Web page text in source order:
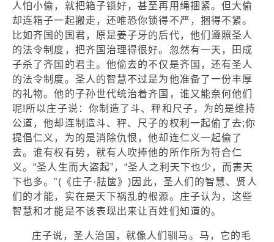
人怕小偷，就把箱子锁好，甚至再用绳捆紧。但大偷
却连箱子一起搬走，还唯恐你锁得不严，捆得不紧。
比如齐国的国君，原是姜子牙的后代，他们遵照圣人
的法令制度，把齐国治理得很好。忽然有一天，田成
子杀了齐国的君主。他偷去的不仅是齐国，还有圣人
的法令制度。圣人的智慧不过是为他准备了一份丰厚
的礼物。他的子孙世代统治着齐国，谁又能奈何他们
呢!所以庄子说：你制造了斗、秤和尺子，为的是维持
公道，他却连制造斗、秤、尺子的权利一起偷了去;你
提倡仁义，为的是消除仇恨，他却连仁义一起偷了
去。谁有权有势，就有人吹捧他的所作所为符合仁
义。“圣人生而大盗起”，“圣人之利天下也少，而害天
下也多。”(《庄子·胠箧》)因此，圣人们的智慧、贤人
们的才能，实在是天下祸乱的根源。庄子认为，这些
智慧和才能是不该表现出来让百姓们知道的。
庄子说，圣人治国，就像人们驯马。马，它的毛